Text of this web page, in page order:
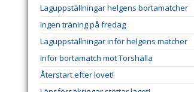
Laguppställningar helgens bortamatcher
Ingen träning på fredag
Laguppställningar inför helgens matcher
Inför bortamatch mot Torshälla
Återstart efter lovet!